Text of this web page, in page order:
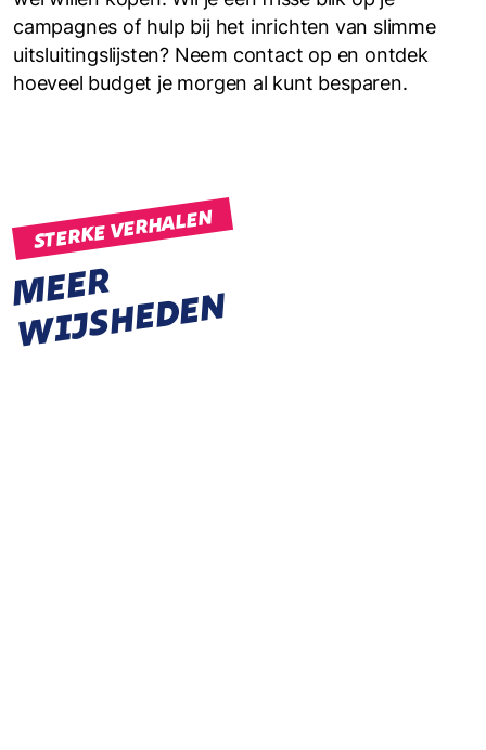
campagnes of hulp bij het inrichten van slimme
uitsluitings­lijsten? Neem contact op en ontdek
hoeveel budget je morgen al kunt besparen.
STERKE VERHALEN
M
E
E
R
W
I
J
S
H
E
D
E
N